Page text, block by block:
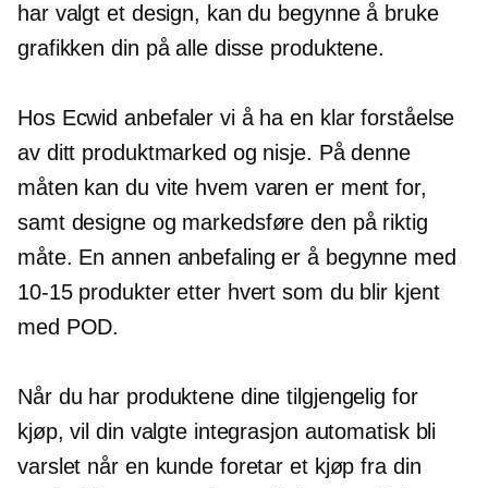
har valgt et design, kan du begynne å bruke
grafikken din på alle disse produktene.
Hos Ecwid anbefaler vi å ha en klar forståelse
av ditt produktmarked og nisje. På denne
måten kan du vite hvem varen er ment for,
samt designe og markedsføre den på riktig
måte. En annen anbefaling er å begynne med
10-15produkter etter hvert som du blir kjent
med POD.
Når du har produktene dine tilgjengelig for
kjøp, vil din valgte integrasjon automatisk bli
varslet når en kunde foretar et kjøp fra din